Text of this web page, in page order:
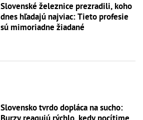
Slovenské železnice prezradili, koho
dnes hľadajú najviac: Tieto profesie
sú mimoriadne žiadané
Slovensko tvrdo dopláca na sucho: